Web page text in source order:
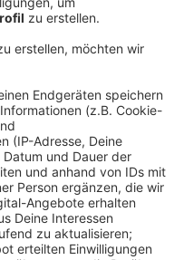
aber auch der
durchgesetzte
Zukunft" in Rheydt
der Rat dann
ab. Die
Stadt aber auch
mit sich. So
ob das